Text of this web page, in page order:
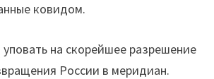
ковидом.
на скорейшее разрешение
России в меридиан.